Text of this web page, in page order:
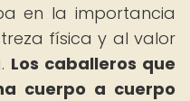
en la importancia
física y al valor
Los caballeros que
cuerpo a cuerpo